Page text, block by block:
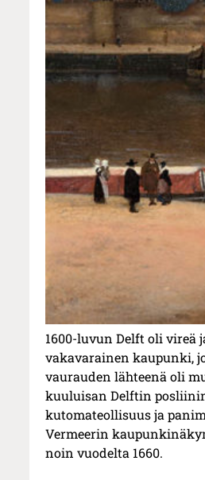
1600-luvun Delft oli vireä
vakavarainen kaupunki,
vaurauden lähteenä oli
kuuluisan Delftin
kutomateollisuus ja
Vermeerin
noin vuodelta 1660.